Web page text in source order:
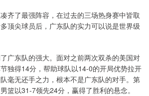
齐了最强阵容，在过去的三场热身赛中皆取
顶尖球员后，广东队的实力可以说是世界级
广东队的强大。面对之前两次双杀的美国对
独得14分，帮助球队以14-0的开局优势拉开
毫无还手之力，根本不是广东队的对手。第
篮以31-7领先24分，赢得了胜利的悬念。